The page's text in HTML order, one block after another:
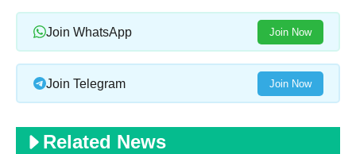
Join WhatsApp Join Now
Join Telegram Join Now
Related News